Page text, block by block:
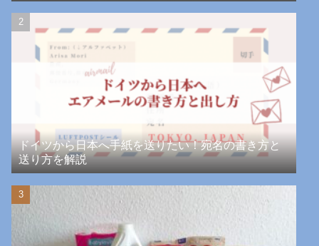
ドイツから日本へ手紙を送りたい！宛名の書き方と
送り方を解説